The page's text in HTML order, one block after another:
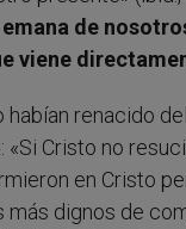
de
viene
renacido
Cristo no
en Cristo
más dignos de